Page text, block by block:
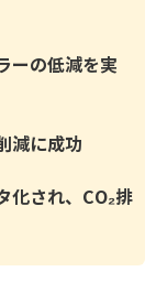
ーの低減を実
減に成功
化され、CO₂排